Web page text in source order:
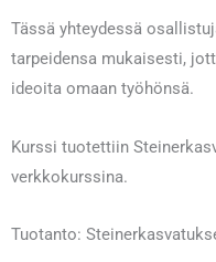
Tässä yhteydessä
tarpeidensa mukaisesti,
ideoita omaan työhönsä.
Kurssi tuotettiin
verkkokurssina.
Tuotanto: